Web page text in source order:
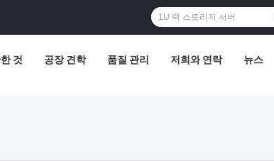
것 공장 견학 품질 관리 저희와 연락 뉴스